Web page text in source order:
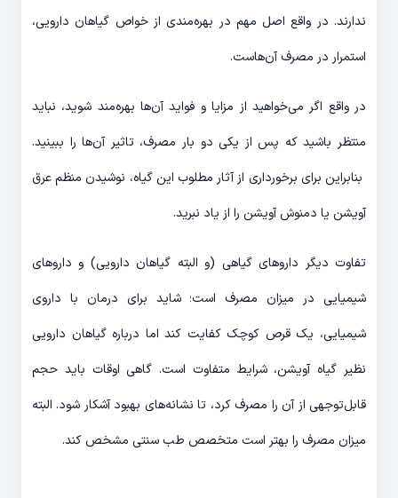
ندارند. در واقع اصل مهم در بهره‌مندی از خواص گیاهان دارویی،
استمرار در مصرف آن‌هاست.
در واقع اگر می‌خواهید از مزایا و فواید آن‌ها بهره‌مند شوید، نباید
منتظر باشید که پس از یکی دو بار مصرف، تاثیر آن‌ها را ببینید.
بنابراین برای برخورداری از آثار مطلوب این گیاه، نوشیدن منظم عرق
آویشن یا دمنوش آویشن را از یاد نبرید.
تفاوت دیگر داروهای گیاهی (و البته گیاهان دارویی) و داروهای
شیمیایی در میزان مصرف است؛ شاید برای درمان با داروی
شیمیایی، یک قرص کوچک کفایت کند اما درباره گیاهان دارویی
نظیر گیاه آویشن، شرایط متفاوت است. گاهی اوقات باید حجم
قابل‌توجهی از آن را مصرف کرد، تا نشانه‌های بهبود آشکار شود. البته
میزان مصرف را بهتر است متخصص طب سنتی مشخص کند.